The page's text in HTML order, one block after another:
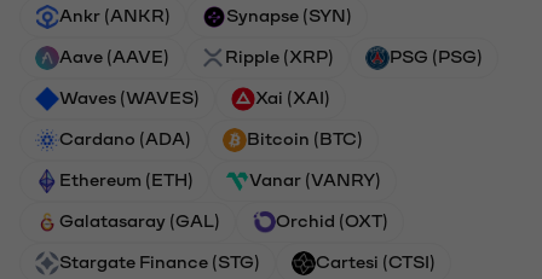
Ankr (ANKR) Synapse (SYN)
Aave (AAVE) Ripple (XRP) PSG (PSG)
Waves (WAVES) Xai (XAI)
Cardano (ADA) Bitcoin (BTC)
Ethereum (ETH) Vanar (VANRY)
Galatasaray (GAL) Orchid (OXT)
Stargate Finance (STG) Cartesi (CTSI)